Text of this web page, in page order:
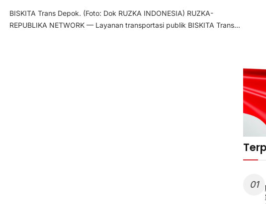
BISKITA Trans Depok. (Foto: Dok RUZKA INDONESIA) RUZKA-
REPUBLIKA NETWORK — Layanan transportasi publik BISKITA Trans...
01